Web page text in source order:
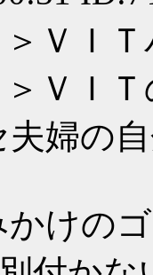
ＶＩ
ＶＩＴ
夫婦の
かけの